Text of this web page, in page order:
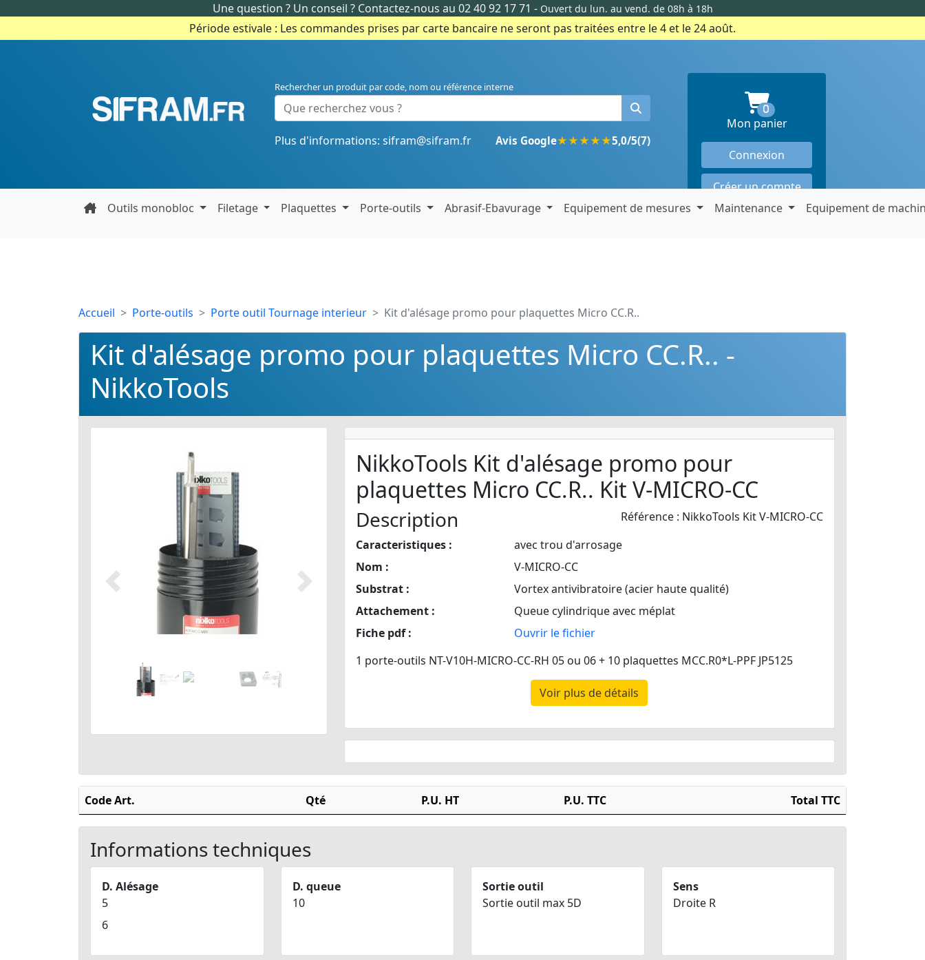
Une question ? Un conseil ?Contactez-nous au 02 40 92 17 71 - Ouvert du lun. au vend. de 08h à 18h
Période estivale : Les commandes prises par carte bancaire ne seront pas traitées entre le 4 et le 24 août.
Rechercher un produit par code, nom ou référence interne
Plus d'informations: sifram@sifram.fr Avis Google★★★★★5,0/5(7)
0produits en panier
Mon panier
Connexion
Créer un compte
Outils monobloc
Filetage Plaquettes Porte-outils Abrasif-Ebavurage Equipement de mesures Maintenance Equipement de
Accueil Porte-outils Porte outil Tournage interieur Kit d'alésage promo pour plaquettes Micro CC.R..
Kit d'alésage promo pour plaquettes Micro CC.R.. -
NikkoTools
Précédent Suivant
NikkoTools Kit d'alésage promo pour
plaquettes Micro CC.R.. Kit V-MICRO-CC
Référence : NikkoTools Kit V-MICRO-CC
Description
Caracteristiques :
avec trou d'arrosage
Nom :
V-MICRO-CC
Substrat :
Vortex antivibratoire (acier haute qualité)
Attachement :
Queue cylindrique avec méplat
Fiche pdf :
Ouvrir le fichier
1 porte-outils NT-V10H-MICRO-CC-RH 05 ou 06 + 10 plaquettes MCC.R0*L-PPF JP5125
Voir plus de détails
Code Art. Qté P.U. HT P.U. TTC Total TTC
Informations techniques
D. Alésage
5
6
D. queue
10
Sortie outil
Sortie outil max 5D
Sens
Droite R